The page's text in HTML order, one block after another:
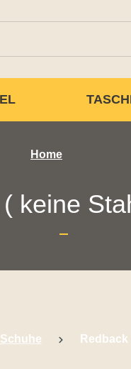
Home
keine
Schuhe Redback